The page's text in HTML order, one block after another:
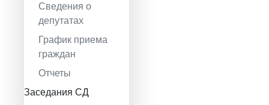
Сведения о
депутатах
График приема
граждан
Отчеты
Заседания СД